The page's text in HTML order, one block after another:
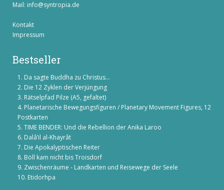
Mail: info@syntropia.de
Kontakt
Impressum
Bestseller
Da sagte Buddha zu Christus...
Die 12 Zyklen der Verjüngung
Rätselpfad Pilze (A5, gefaltet)
Planetarische Bewegungsfiguren / Planetary Movement Figures, 12
Postkarten
TIME BENDER: Und die Rebellion der Anika Laroo
Dalâ’il al-Khayrât
Die Apokalyptischen Reiter
Böll kam nicht bis Troisdorf
Zwischenräume - Landkarten und Reisewege der Seele
Etidorhpa